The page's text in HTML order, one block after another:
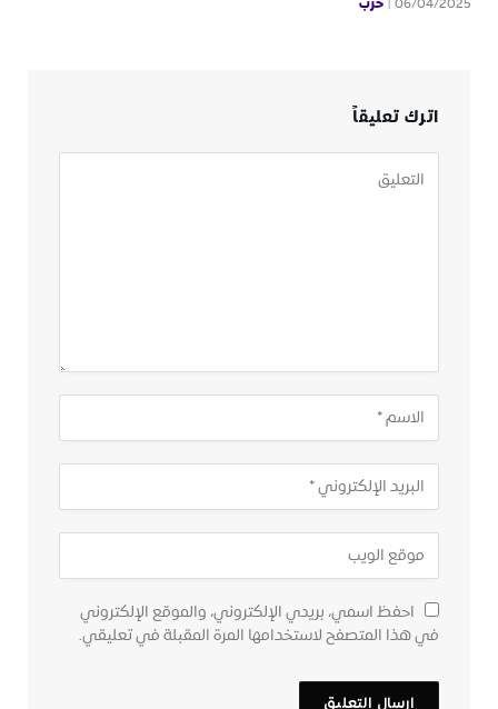
06/04/2025
اترك تعليقاً
احفظ اسمي، بريدي الإلكتروني، والموقع الإلكتروني
في هذا المتصفح لاستخدامها المرة المقبلة في تعليقي.